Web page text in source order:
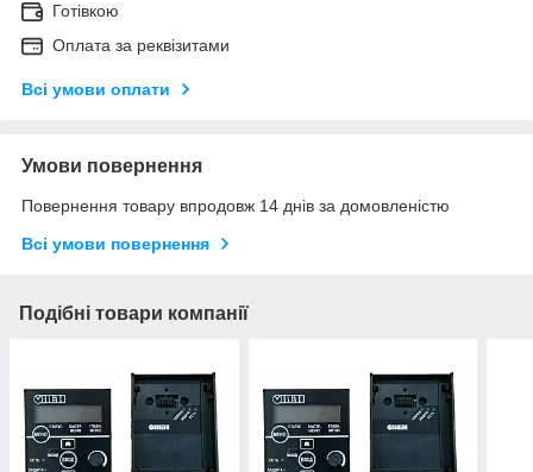
Готівкою
Оплата за реквізитами
Всі умови оплати
Умови повернення
Повернення товару впродовж 14 днів за домовленістю
Всі умови повернення
Подібні товари компанії